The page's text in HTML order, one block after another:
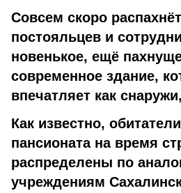
Совсем скоро
постояльцев и
новенькое, ещё
современное здание,
впечатляет как
Как известно,
пансионата на время
распределены по
учреждениям